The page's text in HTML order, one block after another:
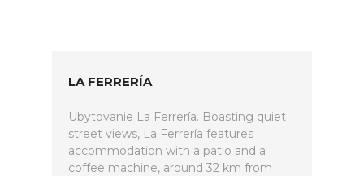
LA FERRERÍA
Ubytovanie La Ferrería. Boasting quiet
street views, La Ferrería features
accommodation with a patio and a
coffee machine, around 32 km from